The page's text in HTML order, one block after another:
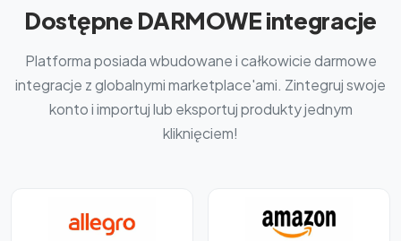
Dostępne DARMOWE integracje
Platforma posiada wbudowane i całkowicie darmowe
integracje z globalnymi marketplace'ami. Zintegruj swoje
konto i importuj lub eksportuj produkty jednym
kliknięciem!